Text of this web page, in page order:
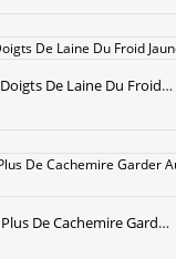
Gant Femme Mode De Plein Air Coton Cinq Doigts De Laine Du Froid Jaune
Gant Femme Conduire Cyclisme Frais Hiver Plus De Cachemire Garder Au Chaud Bordeaux